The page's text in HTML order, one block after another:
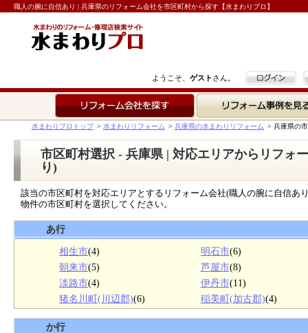
職人の腕に自信あり | 兵庫県のリフォーム会社を市区町村から探す【水まわりプロ】
ようこそ、 ゲスト さん。 ログイン
リフォーム事例を見る
水まわりプロトップ > 水まわりリフォーム > 兵庫県の水まわりリフォーム > 兵庫県の
市区町村選択 - 兵庫県 | 対応エリアからリフォ
り)
該当の市区町村を対応エリアとするリフォーム会社(職人の腕に自信あ
物件の市区町村を選択してください。
あ行
相生市(4) 明石市(6)
朝来市(5) 芦屋市(8)
淡路市(4) 伊丹市(11)
猪名川町(川辺郡)(6) 稲美町(加古郡)(4)
か行